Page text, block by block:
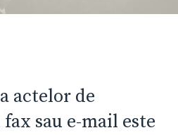
actelor de
sau e-mail este